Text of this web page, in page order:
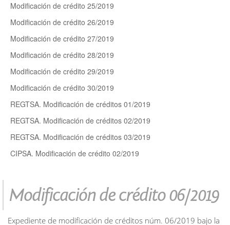
Modificación de crédito 25/2019
Modificación de crédito 26/2019
Modificación de crédito 27/2019
Modificación de crédito 28/2019
Modificación de crédito 29/2019
Modificación de crédito 30/2019
REGTSA. Modificación de créditos 01/2019
REGTSA. Modificación de créditos 02/2019
REGTSA. Modificación de créditos 03/2019
CIPSA. Modificación de crédito 02/2019
Modificación de crédito 06/2019
Expediente de modificación de créditos núm. 06/2019 bajo la